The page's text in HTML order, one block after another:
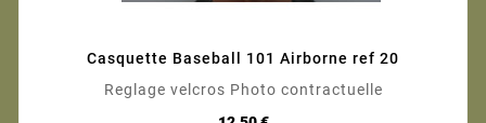
Casquette Baseball 101 Airborne ref 20
Reglage velcros Photo contractuelle
Prix